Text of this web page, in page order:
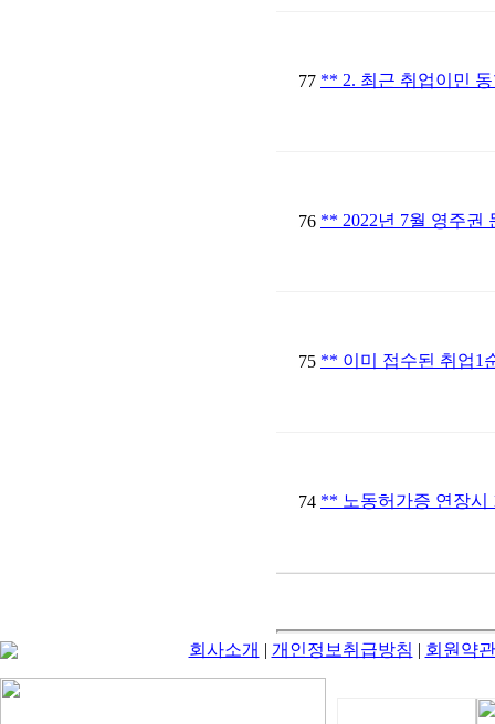
77 ** 2. 최근 취업이민
76 ** 2022년 7월 영주권
75 ** 이미 접수된 취업1
74 ** 노동허가증 연장시
회사소개 | 개인정보취급방침 | 회원약관